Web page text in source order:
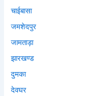
चाईबासा
जमशेदपुर
जामताड़ा
झारखण्ड
दुमका
देवघर